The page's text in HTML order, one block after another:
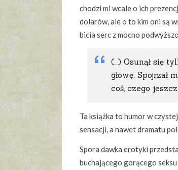
chodzi mi wcale o ich
dolarów, ale o to kim oni są
bicia serc z mocno
(…) Osunął się
głowę. Spojrzał
coś, czego
Ta książka to humor w
sensacji, a nawet dramatu
Spora dawka erotyki
buchającego gorącego